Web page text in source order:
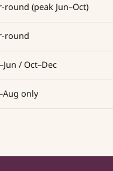
round (peak Jun–Oct)
round
/ Oct–Dec
only